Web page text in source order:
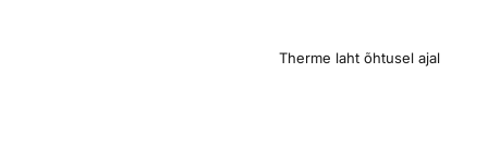
Therme laht õhtusel ajal